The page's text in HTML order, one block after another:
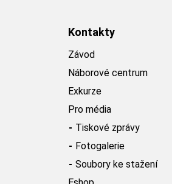
Kontakty
Závod
Náborové centrum
Exkurze
Pro média
Tiskové zprávy
Fotogalerie
Soubory ke stažení